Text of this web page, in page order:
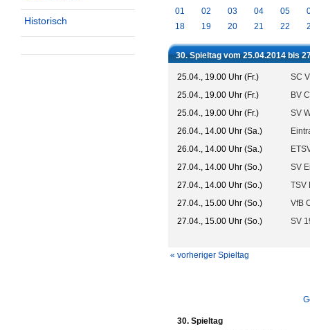
Historisch
01 02 03 04 05
18
19 20 21 22
30. Spieltag vom 25.04.2014 bis
25.04., 19.00 Uhr (Fr.)
SC
25.04., 19.00 Uhr (Fr.)
BV
25.04., 19.00 Uhr (Fr.)
SV
26.04., 14.00 Uhr (Sa.)
26.04., 14.00 Uhr (Sa.)
27.04., 14.00 Uhr (So.)
SV
27.04., 14.00 Uhr (So.)
TSV
27.04., 15.00 Uhr (So.)
VfB
27.04., 15.00 Uhr (So.)
SV
« vorheriger Spieltag
30. Spieltag